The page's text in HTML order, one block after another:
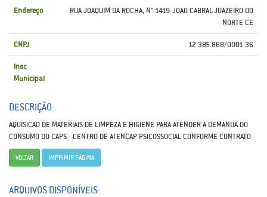
Endereço
RUA JOAQUIM DA ROCHA, N" 1419-JOAO CABRAL-JUAZEIRO DO
NORTE CE
CNPJ 12.385.868/0001-36
Insc
Municipal
DESCRIÇÃO:
AQUISlCAO DE MATERIAIS DE LIMPEZA E HIGIENE PARA ATENDER A DEMANDA DO
CONSUMO DO CAPS - CENTRO DE ATENCAP PSICOSSOCIAL CONFORME CONTRATO
VOLTAR IMPRIMIR PÁGINA
ARQUIVOS DISPONÍVEIS: